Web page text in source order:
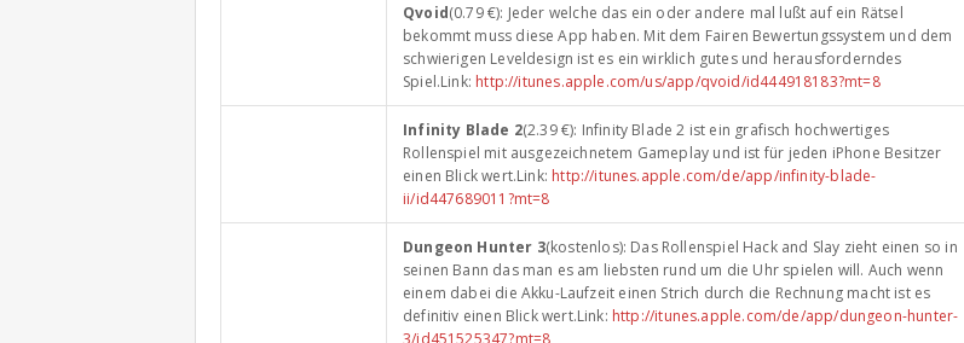
Qvoid(0.79 €): Jeder welche das ein oder andere mal lußt auf ein Rätsel
bekommt muss diese App haben. Mit dem Fairen Bewertungssystem und dem
schwierigen Leveldesign ist es ein wirklich gutes und herausforderndes
Spiel.Link: http://itunes.apple.com/us/app/qvoid/id444918183?mt=8
Infinity Blade 2(2.39 €): Infinity Blade 2 ist ein grafisch hochwertiges
Rollenspiel mit ausgezeichnetem Gameplay und ist für jeden iPhone Besitzer
einen Blick wert.Link: http://itunes.apple.com/de/app/infinity-blade-
ii/id447689011?mt=8
Dungeon Hunter 3(kostenlos): Das Rollenspiel Hack and Slay zieht einen so in
seinen Bann das man es am liebsten rund um die Uhr spielen will. Auch wenn
einem dabei die Akku-Laufzeit einen Strich durch die Rechnung macht ist es
definitiv einen Blick wert.Link: http://itunes.apple.com/de/app/dungeon-hunter-
3/id451525347?mt=8